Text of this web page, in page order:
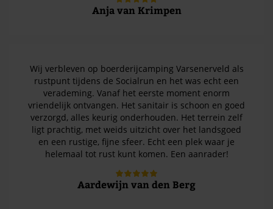
Anja van Krimpen
Wij verbleven op boerderijcamping Varsenerveld als
rustpunt tijdens de Socialrun en het was echt een
verademing. Vanaf het eerste moment enorm
vriendelijk ontvangen. Het sanitair is schoon en goed
verzorgd, alles keurig onderhouden. Het terrein zelf
ligt prachtig, met weids uitzicht over het landsgoed
en een rustige, fijne sfeer. Echt een plek waar je
helemaal tot rust kunt komen. Een aanrader!
Aardewijn van den Berg